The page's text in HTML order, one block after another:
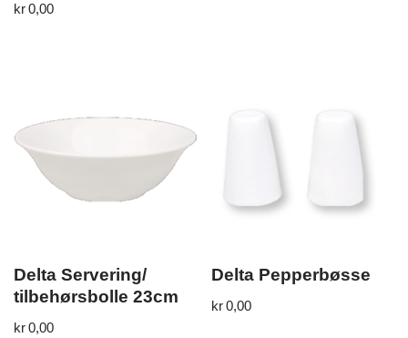
kr0,00
Delta Servering/
tilbehørsbolle 23cm
kr0,00
Delta Pepperbøsse
kr0,00